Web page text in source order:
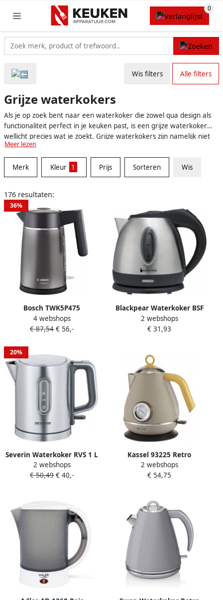
Wis filters Alle filters
Grijze waterkokers
Als je op zoek bent naar een waterkoker die zowel qua design als
functionaliteit perfect in je keuken past, is een grijze waterkoker
wellicht precies wat je zoekt. Grijze waterkokers zijn namelijk niet
alleen stijlvol en tijdloos, maar passen ook perfect in vrijwel elke
keuken. Bovendien zijn er veel verschillende grijstinten en modellen
om uit te kiezen, waardoor je altijd een waterkoker vindt die bij
jouw smaak en keukeninterieur past.
Meer lezen
Merk Kleur 1 Prijs Sorteren Wis
176 resultaten:
36%
Bosch TWK5P475
DesignLine Waterkoker
Grijs
4 webshops
€ 87,54 € 56,-
Blackpear Waterkoker BSF
1216 1 2 L 1630 W
2 webshops
€ 31,93
20%
Severin Waterkoker RVS 1 L
2400W WK 3415 Grijs
2 webshops
€ 50,49 € 40,-
Kassel 93225 Retro
Waterkoker 1 7L RVS Grijs
met thermometer
2 webshops
€ 54,75